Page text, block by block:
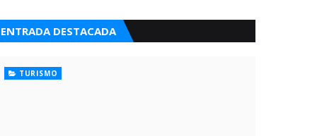
ENTRADA DESTACADA
TURISMO